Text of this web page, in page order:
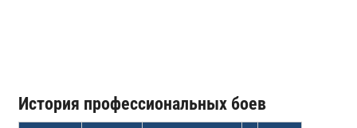
История профессиональных боев